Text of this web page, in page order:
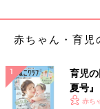
赤ちゃん・育児
育児
夏号
いっ赤ち